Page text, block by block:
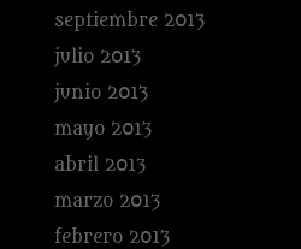
septiembre 2013
julio 2013
junio 2013
mayo 2013
abril 2013
marzo 2013
febrero 2013